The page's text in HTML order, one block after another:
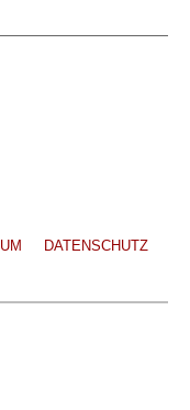
DATENSCHUTZ